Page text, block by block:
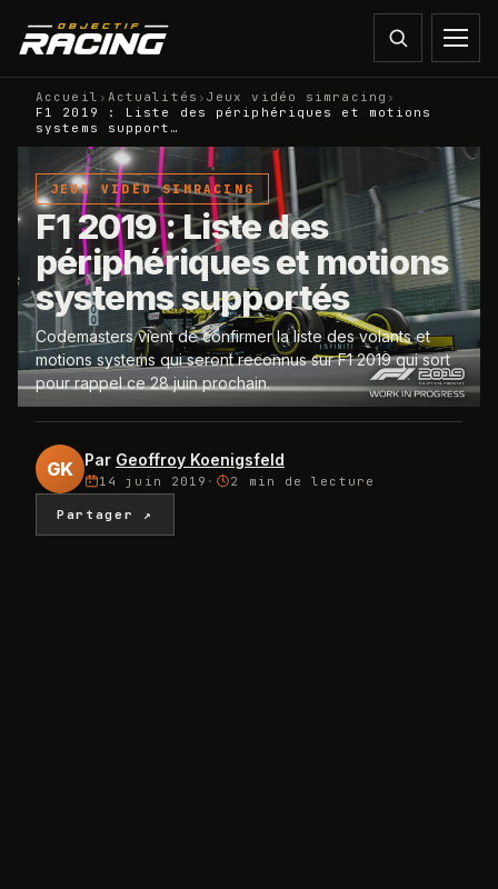
Accueil › Actualités › Jeux vidéo simracing ›
F1 2019 : Liste des périphériques et motions
systems support…
JEUX VIDÉO SIMRACING
F1 2019 : Liste des
périphériques et motions
systems supportés
Codemasters vient de confirmer la liste des volants et
motions systems qui seront reconnus sur F1 2019 qui sort
pour rappel ce 28 juin prochain.
GK Par Geoffroy Koenigsfeld
14 juin 2019 · 2 min de lecture
Partager ↗